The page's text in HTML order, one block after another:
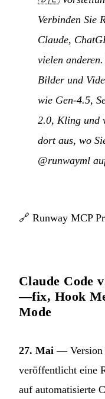
Verbinden Sie
Claude,
vielen
Bilder und
wie Gen-4.5,
2.0, Kling und
dort aus, wo
@runwayml
🔗 Runway MCP
Claude Code
—fix, Hook
Mode
27. Mai — Version
veröffentlicht eine
auf automatisierte